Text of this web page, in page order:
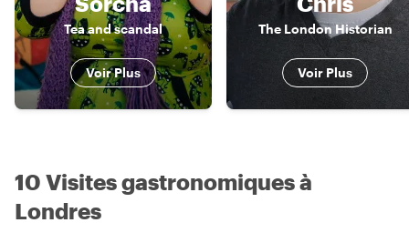
Tea and scandal
Voir Plus
The London Historian
Voir Plus
10 Visites gastronomiques à
Londres